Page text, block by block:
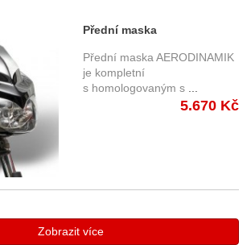
Přední maska
AERODINAMIK - Barracuda
Přední maska AERODINAMIK
je kompletní
s homologovaným s
5.670 Kč
Zobrazit více